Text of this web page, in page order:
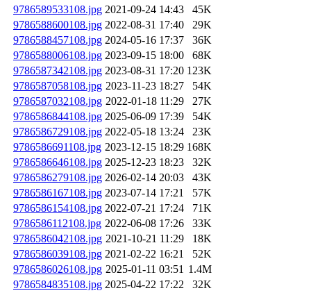
9786589533108.jpg 2021-09-24 14:43
45K
9786588600108.jpg 2022-08-31 17:40
29K
9786588457108.jpg 2024-05-16 17:37
36K
9786588006108.jpg 2023-09-15 18:00
68K
9786587342108.jpg 2023-08-31 17:20 123K
9786587058108.jpg 2023-11-23 18:27
54K
9786587032108.jpg 2022-01-18 11:29
27K
9786586844108.jpg 2025-06-09 17:39
54K
9786586729108.jpg 2022-05-18 13:24
23K
9786586691108.jpg 2023-12-15 18:29 168K
9786586646108.jpg 2025-12-23 18:23
32K
9786586279108.jpg 2026-02-14 20:03
43K
9786586167108.jpg 2023-07-14 17:21
57K
9786586154108.jpg 2022-07-21 17:24
71K
9786586112108.jpg 2022-06-08 17:26
33K
9786586042108.jpg 2021-10-21 11:29
18K
9786586039108.jpg 2021-02-22 16:21
52K
9786586026108.jpg 2025-01-11 03:51 1.4M
9786584835108.jpg 2025-04-22 17:22
32K